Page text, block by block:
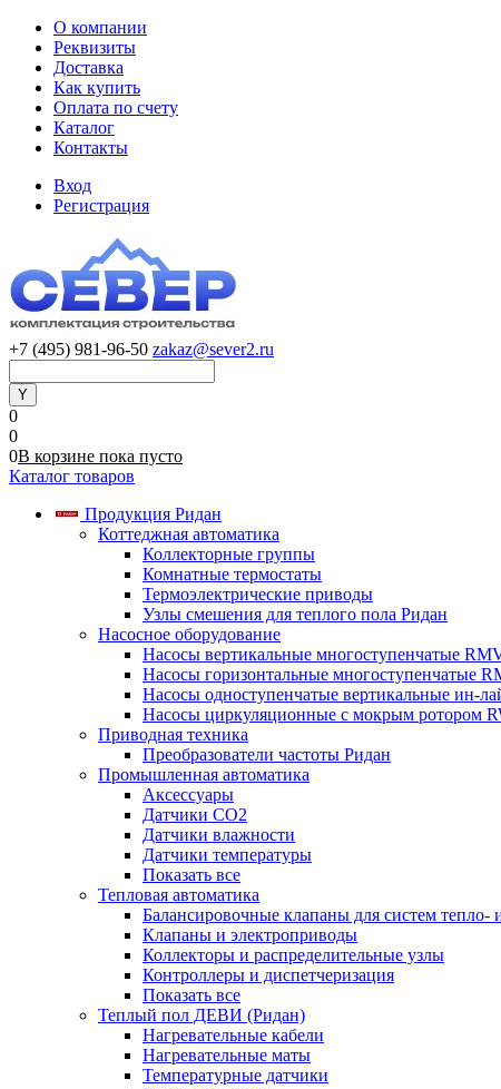
О компании
Реквизиты
Доставка
Как купить
Оплата по счету
Каталог
Контакты
Вход
Регистрация
+7 (495) 981-96-50 zakaz@sever2.ru
0
0
0В корзине пока пусто
Каталог товаров
Продукция Ридан
Коттеджная автоматика
Коллекторные группы
Комнатные термостаты
Термоэлектрические приводы
Узлы смешения для теплого пола Ридан
Насосное оборудование
Насосы вертикальные многоступенчатые
Насосы горизонтальные многоступенчатые
Насосы одноступенчатые вертикальные ин-
Насосы циркуляционные с мокрым ротором
Приводная техника
Преобразователи частоты Ридан
Промышленная автоматика
Аксессуары
Датчики CO2
Датчики влажности
Датчики температуры
Показать все
Тепловая автоматика
Балансировочные клапаны для систем тепло-
Клапаны и электроприводы
Коллекторы и распределительные узлы
Контроллеры и диспетчеризация
Показать все
Теплый пол ДЕВИ (Ридан)
Нагревательные кабели
Нагревательные маты
Температурные датчики